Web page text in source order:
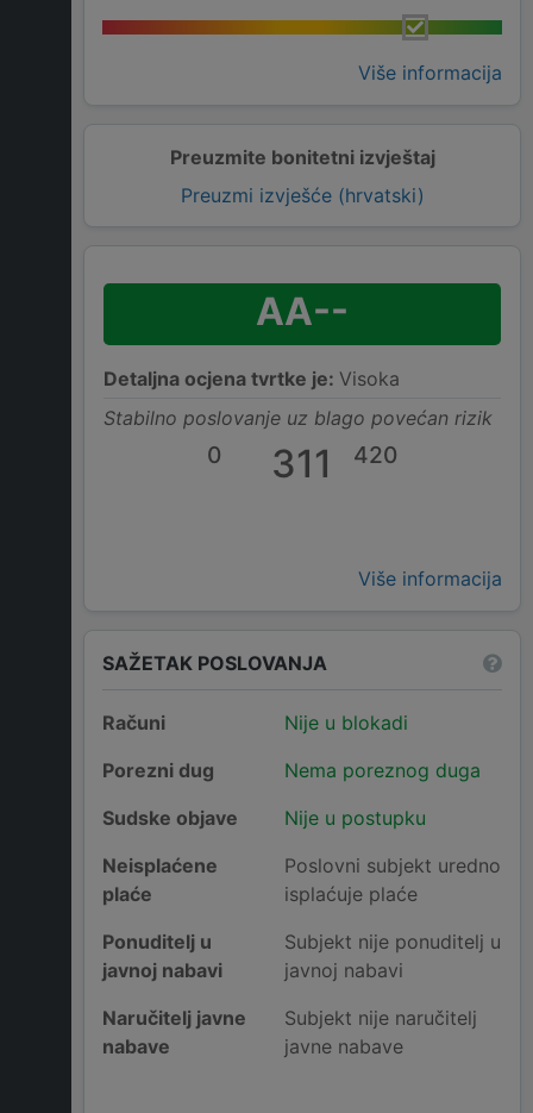
Više informacija
Preuzmite bonitetni izvještaj
Preuzmi izvješće (hrvatski)
AA--
Detaljna ocjena tvrtke je: Visoka
Stabilno poslovanje uz blago povećan rizik
0 311 420
Više informacija
SAŽETAK POSLOVANJA
Računi
Nije u blokadi
Porezni dug
Nema poreznog duga
Sudske objave
Nije u postupku
Neisplaćene
plaće
Poslovni subjekt uredno
isplaćuje plaće
Ponuditelj u
javnoj nabavi
Subjekt nije ponuditelj u
javnoj nabavi
Naručitelj javne
nabave
Subjekt nije naručitelj
javne nabave